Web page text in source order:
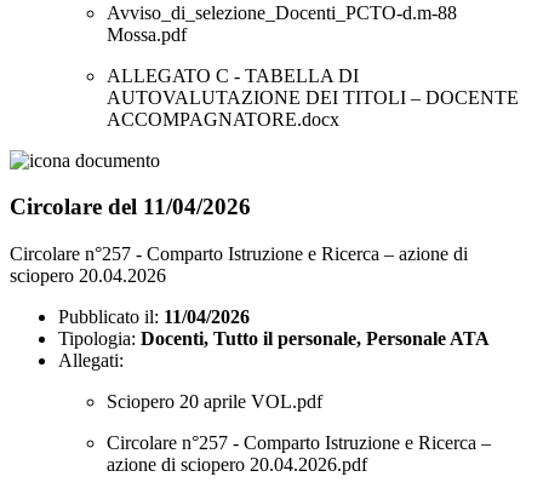
Avviso_di_selezione_Docenti_PCTO-d.m-88
Mossa.pdf
ALLEGATO C - TABELLA DI
AUTOVALUTAZIONE DEI TITOLI – DOCENTE
ACCOMPAGNATORE.docx
Circolare del 11/04/2026
Circolare n°257 - Comparto Istruzione e Ricerca – azione di
sciopero 20.04.2026
Pubblicato il: 11/04/2026
Tipologia: Docenti, Tutto il personale, Personale ATA
Allegati:
Sciopero 20 aprile VOL.pdf
Circolare n°257 - Comparto Istruzione e Ricerca –
azione di sciopero 20.04.2026.pdf